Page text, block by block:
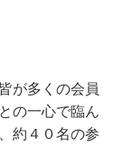
が多くの会員
の一心で臨ん
約４０名の参